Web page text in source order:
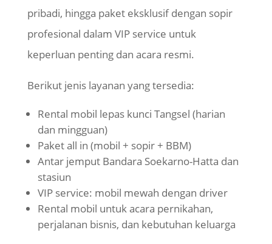
pribadi, hingga paket eksklusif dengan sopir
profesional dalam VIP service untuk
keperluan penting dan acara resmi.
Berikut jenis layanan yang tersedia:
Rental mobil lepas kunci Tangsel (harian
dan mingguan)
Paket all in (mobil + sopir + BBM)
Antar jemput Bandara Soekarno-Hatta dan
stasiun
VIP service: mobil mewah dengan driver
Rental mobil untuk acara pernikahan,
perjalanan bisnis, dan kebutuhan keluarga